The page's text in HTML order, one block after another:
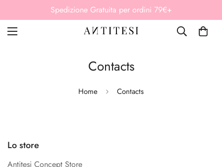
Spedizione Gratuita per ordini 79€+
Contacts
Home Contacts
Lo store
Antitesi Concept Store